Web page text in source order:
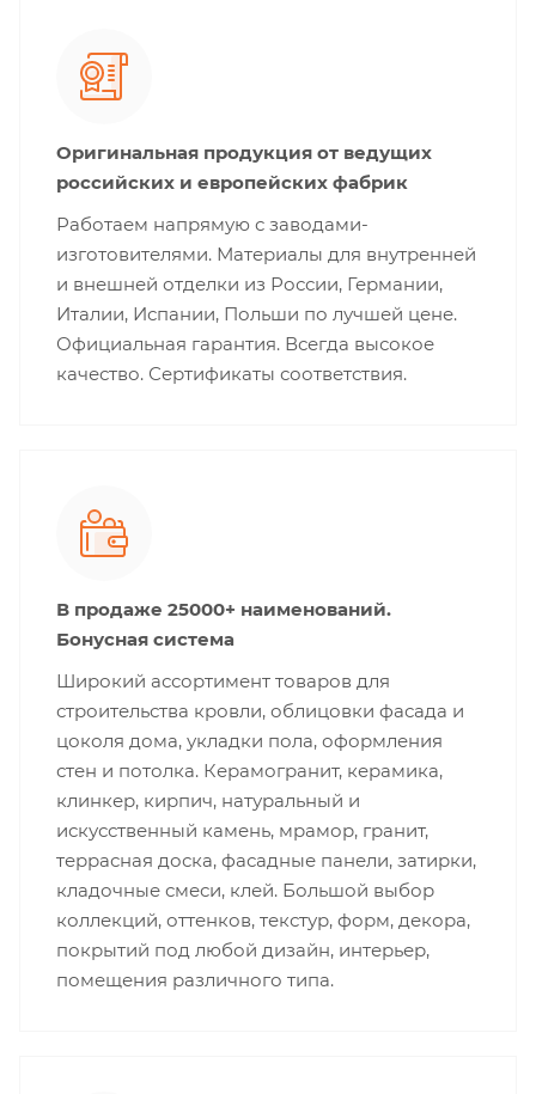
Оригинальная продукция от ведущих
российских и европейских фабрик
Работаем напрямую с заводами-
изготовителями. Материалы для внутренней
и внешней отделки из России, Германии,
Италии, Испании, Польши по лучшей цене.
Официальная гарантия. Всегда высокое
качество. Сертификаты соответствия.
В продаже 25000+ наименований.
Бонусная система
Широкий ассортимент товаров для
строительства кровли, облицовки фасада и
цоколя дома, укладки пола, оформления
стен и потолка. Керамогранит, керамика,
клинкер, кирпич, натуральный и
искусственный камень, мрамор, гранит,
террасная доска, фасадные панели, затирки,
кладочные смеси, клей. Большой выбор
коллекций, оттенков, текстур, форм, декора,
покрытий под любой дизайн, интерьер,
помещения различного типа.